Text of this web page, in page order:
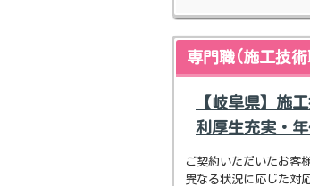
専門職(施工技
【岐阜県】施
利厚生充実・
ご契約いただいたお客
異なる状況に応じた対